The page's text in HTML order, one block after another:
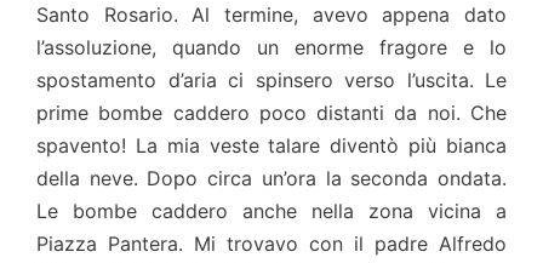
Santo Rosario. Al termine, avevo appena dato
l’assoluzione, quando un enorme fragore e lo
spostamento d’aria ci spinsero verso l’uscita. Le
prime bombe caddero poco distanti da noi. Che
spavento! La mia veste talare diventò più bianca
della neve. Dopo circa un’ora la seconda ondata.
Le bombe caddero anche nella zona vicina a
Piazza Pantera. Mi trovavo con il padre Alfredo